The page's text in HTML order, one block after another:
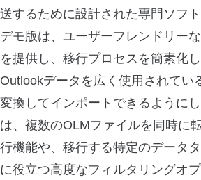
送するために設計された専門ソフ
デモ版は、ユーザーフレンドリー
を提供し、移行プロセスを簡素化
Outlookデータを広く使用されてい
変換してインポートできるように
は、複数のOLMファイルを同時に
行機能や、移行する特定のデータ
に役立つ高度なフィルタリングオ